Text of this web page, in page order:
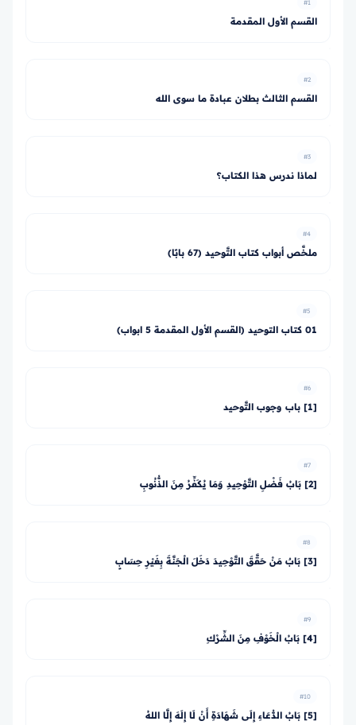
#1
القسم الأول المقدمة
#2
القسم الثالث بطلان عبادة ما سوى الله
#3
لماذا ندرس هذا الكتاب؟
#4
ملخَّص أبواب كتاب التَّوحيد (67 بابًا)
#5
01 كتاب التوحيد (القسم الأول المقدمة 5 ابواب)
#6
[1] باب وجوب التَّوحيد
#7
[2] بَابُ فَضْلِ التَّوْحِيدِ وَمَا يُكَفِّرُ مِنَ الذُّنُوبِ
#8
[3] بَابٌ مَنْ حَقَّقَ التَّوْحِيدَ دَخَلَ الْجَنَّةَ بِغَيْرِ حِسَابٍ
#9
[4] بَابُ الْخَوْفِ مِنَ الشِّرْكِ
#10
[5] بَابُ الدُّعَاءِ إِلَى شَهَادَةِ أَنْ لَا إِلَهَ إِلَّا اللهُ